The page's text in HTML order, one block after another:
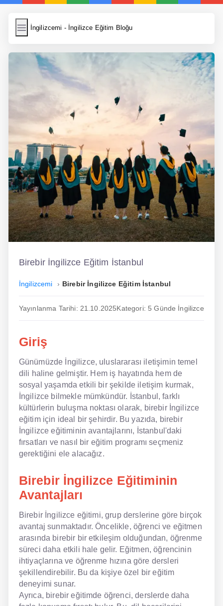
İngilizcemi - İngilizce Eğitim Bloğu
İngilizcemi
Resim Yükle
Wordpress Cache
Anasayfa
İngilizce Yemek Tarifleri
İngilizce Şarkı Sözleri
5 Günde İngilizce
Bilinçaltı İngilizce
İngilizce Biyografiler
İngilizce
Dil Eğitimi
En Ucuz İngilizce
En Uygun İngilizce
Hipnozla İngilizce
Hızlı İngilizce
İngilizce Kursu Yorum
İngilizce Kursu
Offline İngilizce
Online İngilizce
Sözlük
Tavsiyeler
Gizlilik Politikası
Bize Ulaşın
Birebir İngilizce Eğitim İstanbul
İngilizcemi Birebir İngilizce Eğitim İstanbul
Yayınlanma Tarihi: 21.10.2025Kategori: 5 Günde İngilizce
Giriş
Günümüzde İngilizce, uluslararası iletişimin temel
dili haline gelmiştir. Hem iş hayatında hem de
sosyal yaşamda etkili bir şekilde iletişim kurmak,
İngilizce bilmekle mümkündür. İstanbul, farklı
kültürlerin buluşma noktası olarak, birebir İngilizce
eğitim için ideal bir şehirdir. Bu yazıda, birebir
İngilizce eğitiminin avantajlarını, İstanbul'daki
fırsatları ve nasıl bir eğitim programı seçmeniz
gerektiğini ele alacağız.
Birebir İngilizce Eğitiminin
Avantajları
Birebir İngilizce eğitimi, grup derslerine göre birçok
avantaj sunmaktadır. Öncelikle, öğrenci ve eğitmen
arasında birebir bir etkileşim olduğundan, öğrenme
süreci daha etkili hale gelir. Eğitmen, öğrencinin
ihtiyaçlarına ve öğrenme hızına göre dersleri
şekillendirebilir. Bu da kişiye özel bir eğitim
deneyimi sunar.
Ayrıca, birebir eğitimde öğrenci, derslerde daha